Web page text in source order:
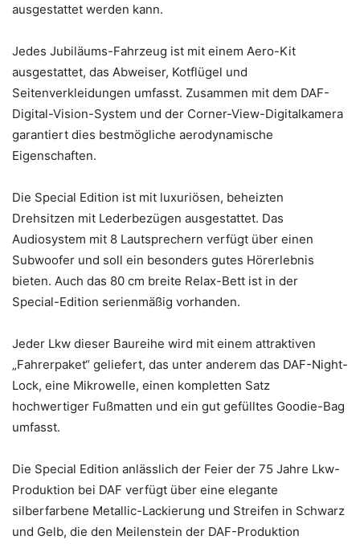
ausgestattet werden kann.
Jedes Jubiläums-Fahrzeug ist mit einem Aero-Kit
ausgestattet, das Abweiser, Kotflügel und
Seitenverkleidungen umfasst. Zusammen mit dem DAF-
Digital-Vision-System und der Corner-View-Digitalkamera
garantiert dies bestmögliche aerodynamische
Eigenschaften.
Die Special Edition ist mit luxuriösen, beheizten
Drehsitzen mit Lederbezügen ausgestattet. Das
Audiosystem mit 8 Lautsprechern verfügt über einen
Subwoofer und soll ein besonders gutes Hörerlebnis
bieten. Auch das 80 cm breite Relax-Bett ist in der
Special-Edition serienmäßig vorhanden.
Jeder Lkw dieser Baureihe wird mit einem attraktiven
„Fahrerpaket“ geliefert, das unter anderem das DAF-Night-
Lock, eine Mikrowelle, einen kompletten Satz
hochwertiger Fußmatten und ein gut gefülltes Goodie-Bag
umfasst.
Die Special Edition anlässlich der Feier der 75 Jahre Lkw-
Produktion bei DAF verfügt über eine elegante
silberfarbene Metallic-Lackierung und Streifen in Schwarz
und Gelb, die den Meilenstein der DAF-Produktion